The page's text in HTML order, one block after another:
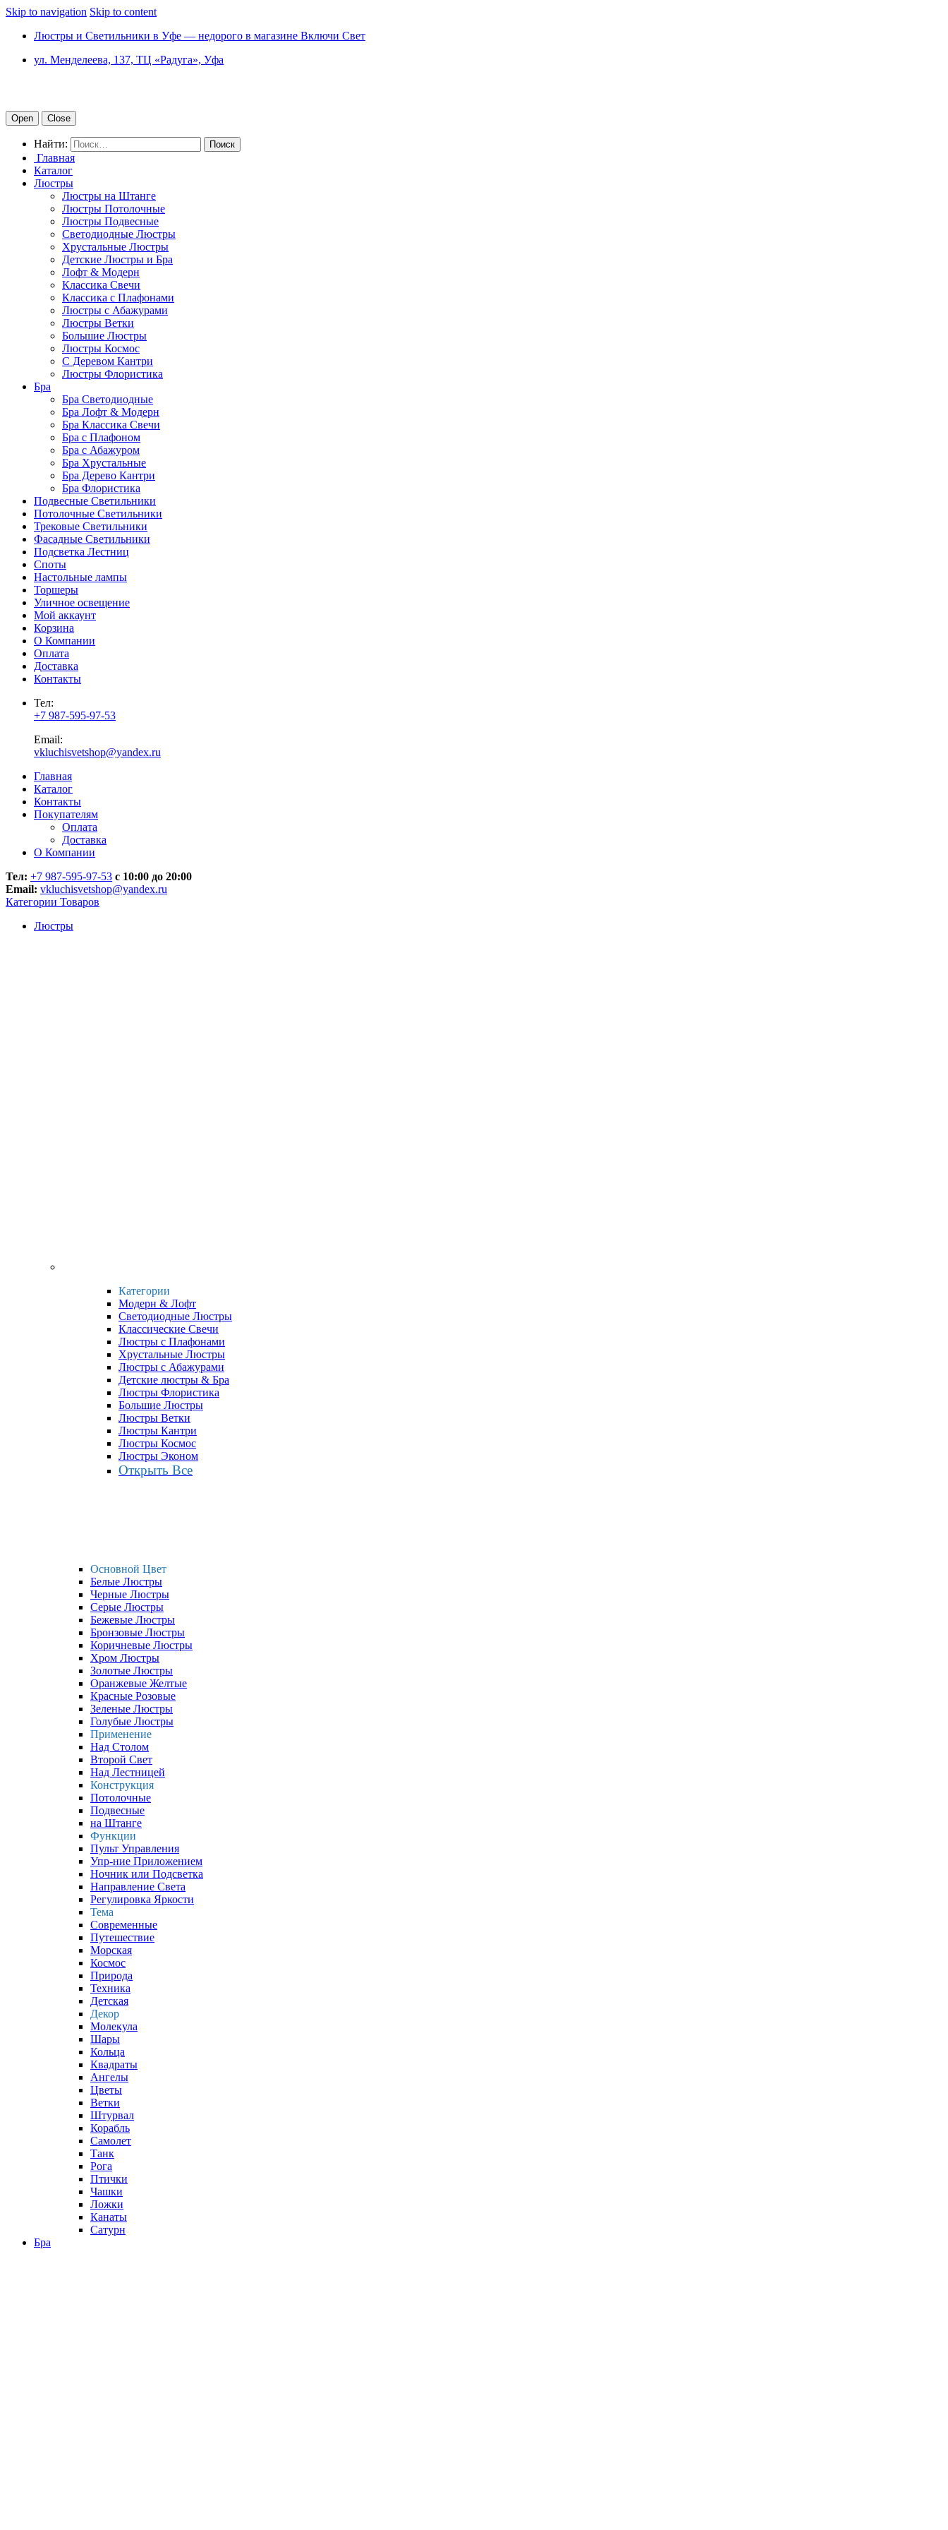
Skip to navigation Skip to content
Люстры и Светильники в Уфе — недорого в магазине Включи Свет
ул. Менделеева, 137, ТЦ «Радуга», Уфа
Open Close
Найти:
Главная
Каталог
Люстры
Люстры на Штанге
Люстры Потолочные
Люстры Подвесные
Светодиодные Люстры
Хрустальные Люстры
Детские Люстры и Бра
Лофт & Модерн
Классика Свечи
Классика с Плафонами
Люстры с Абажурами
Люстры Ветки
Большие Люстры
Люстры Космос
С Деревом Кантри
Люстры Флористика
Бра
Бра Светодиодные
Бра Лофт & Модерн
Бра Классика Свечи
Бра с Плафоном
Бра с Абажуром
Бра Хрустальные
Бра Дерево Кантри
Бра Флористика
Подвесные Светильники
Потолочные Светильники
Трековые Светильники
Фасадные Светильники
Подсветка Лестниц
Споты
Настольные лампы
Торшеры
Уличное освещение
Мой аккаунт
Корзина
О Компании
Оплата
Доставка
Контакты
Тел:
+7 987-595-97-53
Email:
vkluchisvetshop@yandex.ru
Главная
Каталог
Контакты
Покупателям
Оплата
Доставка
О Компании
Тел: +7 987-595-97-53 с 10:00 до 20:00
Email: vkluchisvetshop@yandex.ru
Категории Товаров
Люстры
Категории
Модерн & Лофт
Светодиодные Люстры
Классические Свечи
Люстры с Плафонами
Хрустальные Люстры
Люстры с Абажурами
Детские люстры & Бра
Люстры Флористика
Большие Люстры
Люстры Ветки
Люстры Кантри
Люстры Космос
Люстры Эконом
Открыть Все
Основной Цвет
Белые Люстры
Черные Люстры
Серые Люстры
Бежевые Люстры
Бронзовые Люстры
Коричневые Люстры
Хром Люстры
Золотые Люстры
Оранжевые Желтые
Красные Розовые
Зеленые Люстры
Голубые Люстры
Применение
Над Столом
Второй Свет
Над Лестницей
Конструкция
Потолочные
Подвесные
на Штанге
Функции
Пульт Управления
Упр-ние Приложением
Ночник или Подсветка
Направление Света
Регулировка Яркости
Тема
Современные
Путешествие
Морская
Космос
Природа
Техника
Детская
Декор
Молекула
Шары
Кольца
Квадраты
Ангелы
Цветы
Ветки
Штурвал
Корабль
Самолет
Танк
Рога
Птички
Чашки
Ложки
Канаты
Сатурн
Бра